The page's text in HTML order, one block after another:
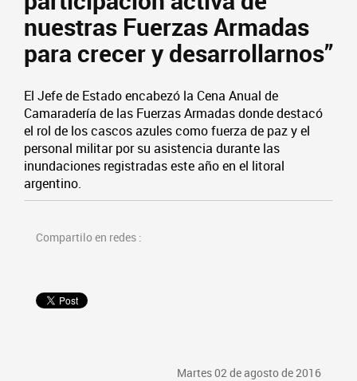
nuestras Fuerzas Armadas
para crecer y desarrollarnos”
El Jefe de Estado encabezó la Cena Anual de
Camaradería de las Fuerzas Armadas donde destacó
el rol de los cascos azules como fuerza de paz y el
personal militar por su asistencia durante las
inundaciones registradas este año en el litoral
argentino.
Compartilo en redes :
Martes 02 de agosto de 2016